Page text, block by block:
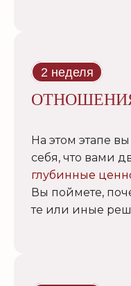
2 неделя
На этом этапе
себя, что вами
глубинные
Вы поймете,
те или иные